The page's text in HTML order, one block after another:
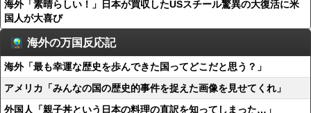
海外「素晴らしい！」日本が買収したUSスチール驚異の大復活に米
国人が大喜び
海外の万国反応記
海外「最も幸運な歴史を歩んできた国ってどこだと思う？」
アメリカ「みんなの国の歴史的事件を捉えた画像を見せてくれ」
外国人「親子丼という日本の料理の直訳を知ってしまった…」